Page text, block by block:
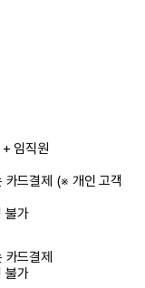
임직원
카드결제 (※ 개인 고객
불가
카드결제
불가